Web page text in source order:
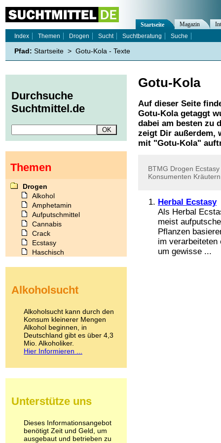
Gotu-Kola
Auf dieser Seite
Gotu-Kolagetaggt
dabei am besten zu
zeigt Dir außerdem,
mit "Gotu-Kola"
BTMG Drogen Ecstasy
Konsumenten Kräutern
Herbal Ecstasy
Als Herbal
meist
Pflanzen
im verarbeiteten
um gewisse ...
Startseite Magazin
Index
Themen Drogen Sucht Suchtberatung Suche
Pfad: Startseite > Gotu-Kola - Texte
Durchsuche
Suchtmittel.de
Themen
Drogen
Alkohol
Amphetamin
Aufputschmittel
Cannabis
Crack
Ecstasy
Haschisch
Kokain
LSD
Marihuana
Medikamente
Meskalin
Metamphetamin
Methadon
Pilze
Psychopharmaka
Schlafmittel
Schmerzmittel
Alkoholsucht
Alkoholsucht kann durch den
Konsum kleinerer Mengen
Alkohol beginnen, in
Deutschland gibt es über 4,3
Mio. Alkoholiker.
Hier Informieren ...
Unterstütze uns
Dieses Informationsangebot
benötigt Zeit und Geld, um
ausgebaut und betrieben zu